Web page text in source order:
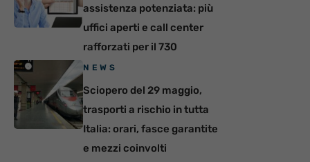
assistenza potenziata: più
uffici aperti e call center
rafforzati per il 730
NEWS
Sciopero del 29 maggio,
trasporti a rischio in tutta
Italia: orari, fasce garantite
e mezzi coinvolti